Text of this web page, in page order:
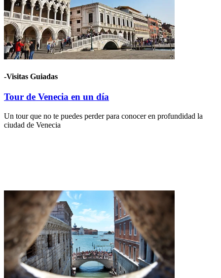
-Visitas Guiadas
Tour de Venecia en un dí­a
Un tour que no te puedes perder para conocer en profundidad la
ciudad de Venecia